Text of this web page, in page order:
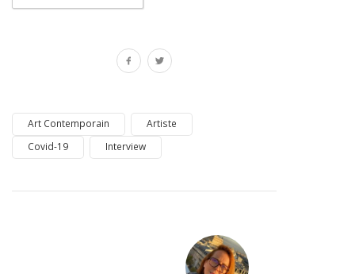
Art Contemporain
Artiste
Covid-19
Interview